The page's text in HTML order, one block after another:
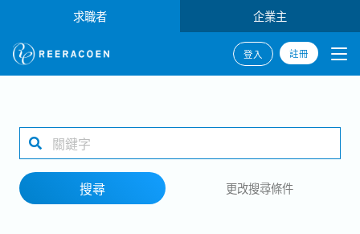
求職者 企業主
登入 註冊
1 selected
搜尋 更改搜尋條件